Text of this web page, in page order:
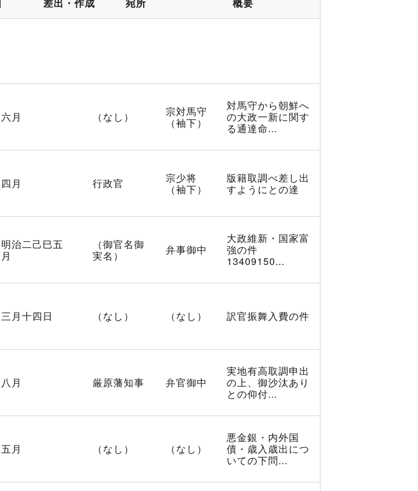
六月 （なし）
宗対馬守
（袖下）
対馬守から朝鮮へ
の大政一新に関す
る通達命...
四月 行政官
宗少将
（袖下）
版籍取調べ差し出
すようにとの達
明治二己巳五
月
（御官名御
実名）
弁事御中
大政維新・国家富
強の件
13409150...
三月十四日 （なし） （なし） 訳官振舞入費の件
八月 厳原藩知事 弁官御中
実地有高取調申出
の上、御沙汰あり
との仰付...
五月 （なし） （なし）
悪金銀・内外国
債・歳入歳出につ
いての下問...